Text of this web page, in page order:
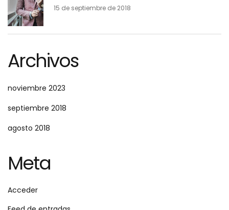
15 de septiembre de 2018
Archivos
noviembre 2023
septiembre 2018
agosto 2018
Meta
Acceder